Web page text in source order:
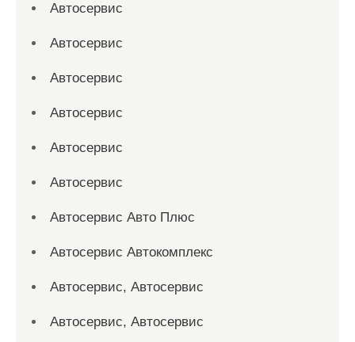
Автосервис
Автосервис
Автосервис
Автосервис
Автосервис
Автосервис
Автосервис Авто Плюс
Автосервис Автокомплекс
Автосервис, Автосервис
Автосервис, Автосервис